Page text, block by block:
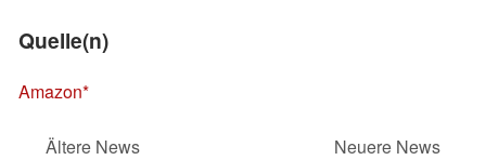
Quelle(n)
Amazon
Ältere News
Neuere News